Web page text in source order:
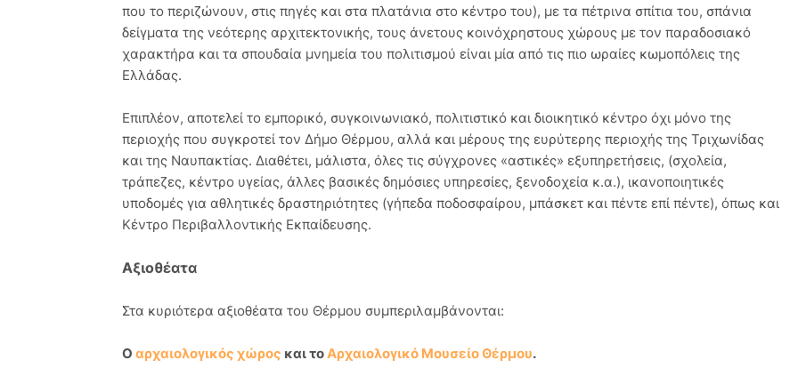
που το περιζώνουν, στις πηγές και στα πλατάνια στο κέντρο του), με τα πέτρινα σπίτια του, σπάνια
δείγματα της νεότερης αρχιτεκτονικής, τους άνετους κοινόχρηστους χώρους με τον παραδοσιακό
χαρακτήρα και τα σπουδαία μνημεία του πολιτισμού είναι μία από τις πιο ωραίες κωμοπόλεις της
Ελλάδας.
Επιπλέον, αποτελεί το εμπορικό, συγκοινωνιακό, πολιτιστικό και διοικητικό κέντρο όχι μόνο της
περιοχής που συγκροτεί τον Δήμο Θέρμου, αλλά και μέρους της ευρύτερης περιοχής της Τριχωνίδας
και της Ναυπακτίας. Διαθέτει, μάλιστα, όλες τις σύγχρονες «αστικές» εξυπηρετήσεις, (σχολεία,
τράπεζες, κέντρο υγείας, άλλες βασικές δημόσιες υπηρεσίες, ξενοδοχεία κ.α.), ικανοποιητικές
υποδομές για αθλητικές δραστηριότητες (γήπεδα ποδοσφαίρου, μπάσκετ και πέντε επί πέντε), όπως και
Κέντρο Περιβαλλοντικής Εκπαίδευσης.
Αξιοθέατα
Στα κυριότερα αξιοθέατα του Θέρμου συμπεριλαμβάνονται:
Ο αρχαιολογικός χώρος και τοΑρχαιολογικό Μουσείο Θέρμου.